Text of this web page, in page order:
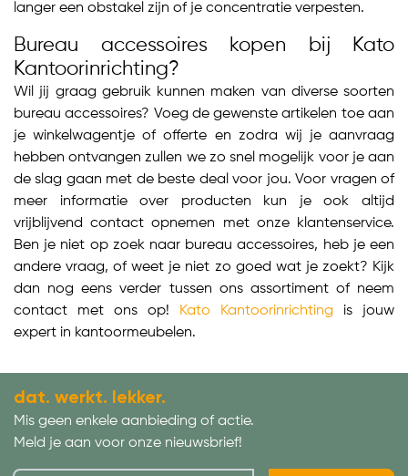
langer een obstakel zijn of je concentratie verpesten.
Bureau accessoires kopen bij Kato
Kantoorinrichting?
Wil jij graag gebruik kunnen maken van diverse soorten
bureau accessoires? Voeg de gewenste artikelen toe aan
je winkelwagentje of offerte en zodra wij je aanvraag
hebben ontvangen zullen we zo snel mogelijk voor je aan
de slag gaan met de beste deal voor jou. Voor vragen of
meer informatie over producten kun je ook altijd
vrijblijvend contact opnemen met onze klantenservice.
Ben je niet op zoek naar bureau accessoires, heb je een
andere vraag, of weet je niet zo goed wat je zoekt? Kijk
dan nog eens verder tussen ons assortiment of neem
contact met ons op! Kato Kantoorinrichting is jouw
expert in kantoormeubelen.
dat. werkt. lekker.
Mis geen enkele aanbieding of actie.
Meld je aan voor onze nieuwsbrief!